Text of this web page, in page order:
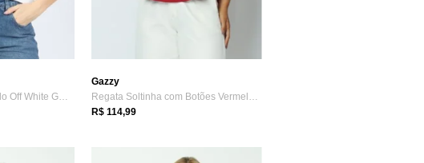
T shirt Decote Redondo Off White GG Gazzy
Gazzy
Regata Soltinha com Botões Vermelho GG Gazzy
R$ 114,99